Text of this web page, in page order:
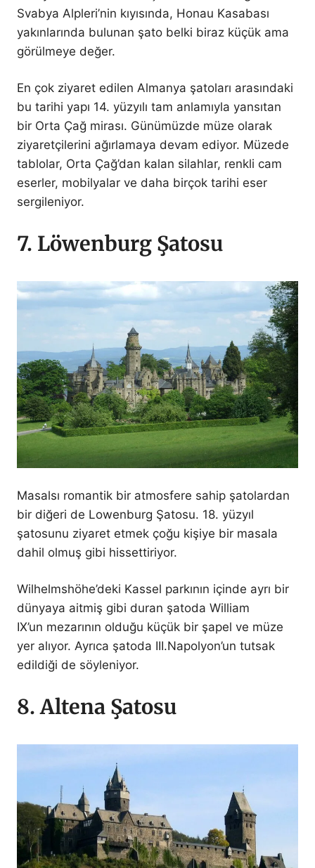
Svabya Alpleri’nin kıyısında, Honau Kasabası
yakınlarında bulunan şato belki biraz küçük ama
görülmeye değer.
En çok ziyaret edilen Almanya şatoları arasındaki
bu tarihi yapı 14. yüzyılı tam anlamıyla yansıtan
bir Orta Çağ mirası. Günümüzde müze olarak
ziyaretçilerini ağırlamaya devam ediyor. Müzede
tablolar, Orta Çağ’dan kalan silahlar, renkli cam
eserler, mobilyalar ve daha birçok tarihi eser
sergileniyor.
7. Löwenburg Şatosu
Masalsı romantik bir atmosfere sahip şatolardan
bir diğeri de Lowenburg Şatosu. 18. yüzyıl
şatosunu ziyaret etmek çoğu kişiye bir masala
dahil olmuş gibi hissettiriyor.
Wilhelmshöhe’deki Kassel parkının içinde ayrı bir
dünyaya aitmiş gibi duran şatoda William
IX’un mezarının olduğu küçük bir şapel ve müze
yer alıyor. Ayrıca şatoda III.Napolyon’un tutsak
edildiği de söyleniyor.
8. Altena Şatosu